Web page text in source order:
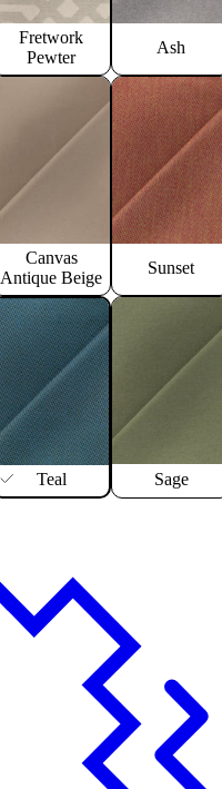
Fretwork
Pewter
Ash
Canvas
Antique Beige
Sunset
Teal Sage